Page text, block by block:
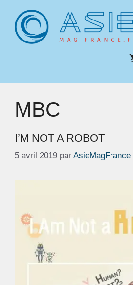
contenu
MBC
I’M NOT A ROBOT
5 avril 2019 par AsieMagFrance